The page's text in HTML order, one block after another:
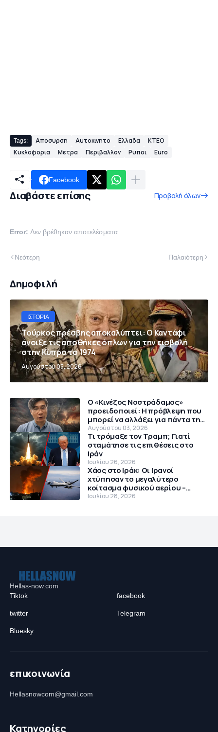
Tags: Αποσυρση Αυτοκινητο Ελλαδα
ΚΤΕΟ
Κυκλοφορια
Μετρα Περιβαλλον Ρυποι Euro
Facebook
Διαβάστε επίσης Προβολή όλων
Error: Δεν βρέθηκαν αποτελέσματα
Νεότερη Παλαιότερη
Δημοφιλή
ΙΣΤΟΡΊΑ
Τούρκος πρέσβης αποκαλύπτει: Ο Καντάφι
άνοιξε τις αποθήκες όπλων για την εισβολή
στην Κύπρο το 1974
Αυγούστου 05, 2026
Ο «Κινέζος Νοστράδαμος»
προειδοποιεί: Η πρόβλεψη που
μπορεί να αλλάξει για πάντα την
παγκόσμια τάξη
Αυγούστου 03, 2026
Τι τρόμαξε τον Τραμπ; Γιατί
σταμάτησε τις επιθέσεις στο
Ιράν
Ιουλίου 26, 2026
Χάος στο Ιράκ: Οι Ιρανοί
χτύπησαν το μεγαλύτερο
κοίτασμα φυσικού αερίου –
Θρίλερ με αμερικανικό MQ-9
Ιουλίου 28, 2026
Hellas-now.com
Tiktok
facebook
twitter Telegram
Bluesky
επικοινωνία
Hellasnowcom@gmail.com
Κατηγορίες